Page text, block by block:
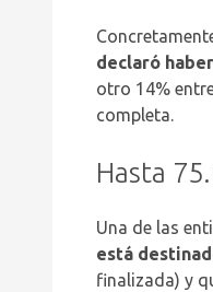
declaró
otro 14%
completa.
Hasta
Una de las
está
finalizada) y